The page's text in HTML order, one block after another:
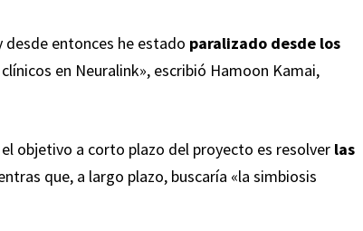
desde entonces he estado paralizado desde los
en Neuralink», escribió Hamoon Kamai,
objetivo a corto plazo del proyecto es resolver las
que, a largo plazo, buscaría «la simbiosis